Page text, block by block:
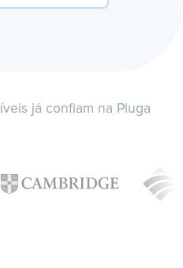
já confiam na Pluga